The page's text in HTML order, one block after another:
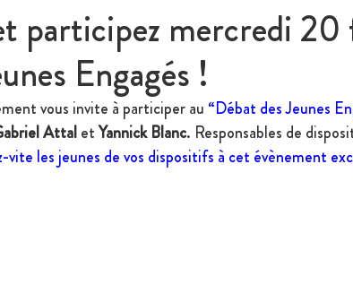
participez mercredi
Engagés !
vous invite à participer au “Débat des Jeunes
Attal et Yannick Blanc. Responsables de
vite les jeunes de vos dispositifs à cet évènement